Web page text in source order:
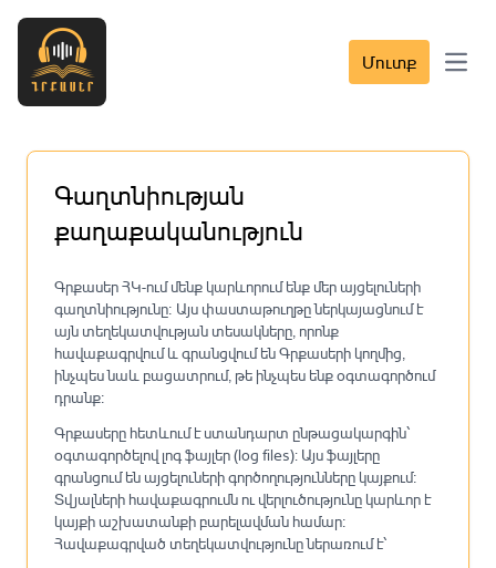
Մուտք Open
Գաղտնիության
քաղաքականություն
Գրքասեր ՀԿ-ում մենք կարևորում ենք մեր այցելուների
գաղտնիությունը։ Այս փաստաթուղթը ներկայացնում է
այն տեղեկատվության տեսակները, որոնք
հավաքագրվում և գրանցվում են Գրքասերի կողմից,
ինչպես նաև բացատրում, թե ինչպես ենք օգտագործում
դրանք։
Գրքասերը հետևում է ստանդարտ ընթացակարգին՝
օգտագործելով լոգ ֆայլեր (log files): Այս ֆայլերը
գրանցում են այցելուների գործողությունները կայքում։
Տվյալների հավաքագրումն ու վերլուծությունը կարևոր է
կայքի աշխատանքի բարելավման համար։
Հավաքագրված տեղեկատվությունը ներառում է՝